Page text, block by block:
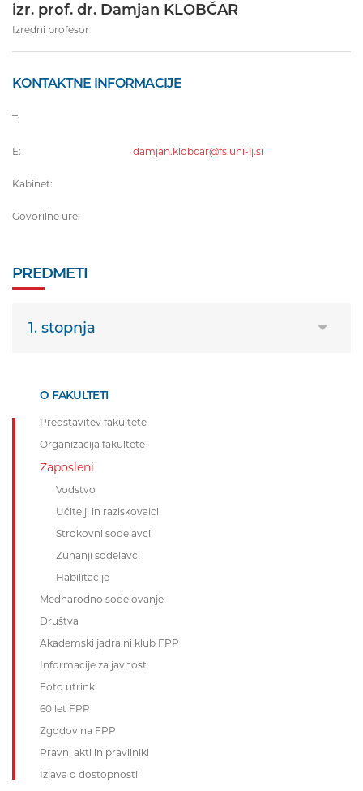
izr. prof. dr. Damjan KLOBČAR
Izredni profesor
KONTAKTNE INFORMACIJE
T:
E: damjan.klobcar@fs.uni-lj.si
Kabinet:
Govorilne ure:
PREDMETI
1. stopnja
O FAKULTETI
Predstavitev fakultete
Organizacija fakultete
Zaposleni
Vodstvo
Učitelji in raziskovalci
Strokovni sodelavci
Zunanji sodelavci
Habilitacije
Mednarodno sodelovanje
Društva
Akademski jadralni klub FPP
Informacije za javnost
Foto utrinki
60 let FPP
Zgodovina FPP
Pravni akti in pravilniki
Izjava o dostopnosti